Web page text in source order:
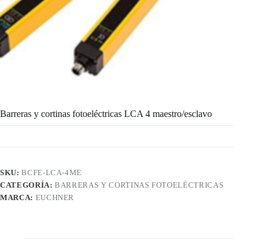
Barreras y cortinas fotoeléctricas LCA 4 maestro/esclavo
SKU:BCFE-LCA-4ME
CATEGORÍA:BARRERAS Y CORTINAS FOTOELÉCTRICAS
MARCA: EUCHNER